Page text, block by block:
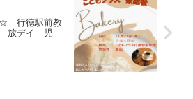
行徳駅前教
放デイ 児